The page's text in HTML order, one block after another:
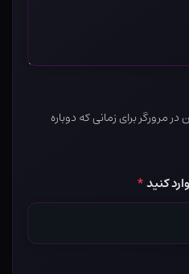
مرورگر برای زمانی که دوباره
کنید*